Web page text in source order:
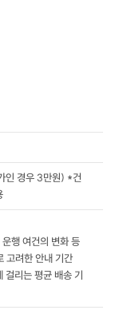
인 경우 3만원) *건
행 여건의 변화 등
고려한 안내 기간
걸리는 평균 배송 기